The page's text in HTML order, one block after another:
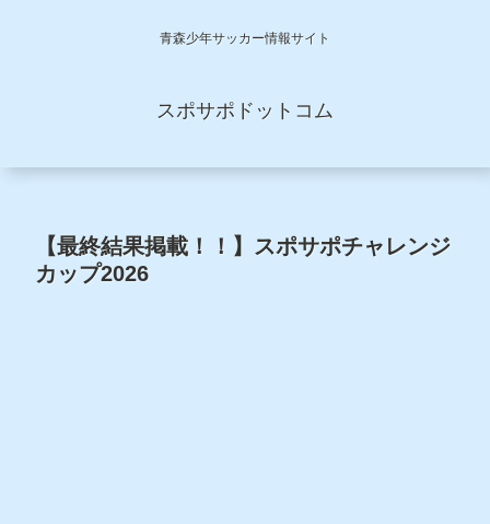
青森少年サッカー情報サイト
スポサポドットコム
【最終結果掲載！！】スポサポチャレンジ
カップ2026